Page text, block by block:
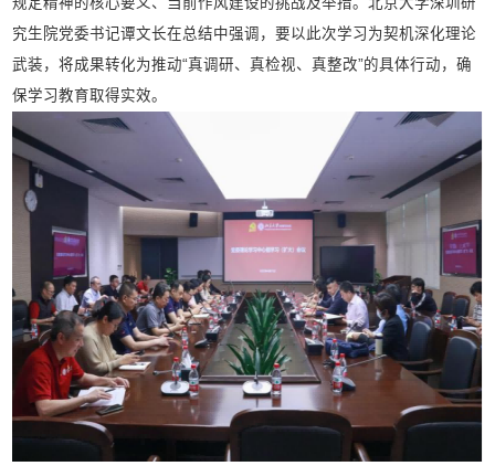
究生院党委书记谭文长在总结中强调，要以此次学习为契机深化理论
武装，将成果转化为推动“真调研、真检视、真整改”的具体行动，确
保学习教育取得实效。